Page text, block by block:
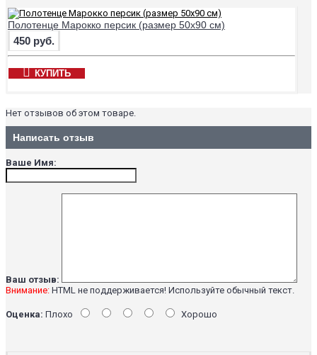
Полотенце Марокко персик (размер 50х90 см)
450 руб.
КУПИТЬ
Нет отзывов об этом товаре.
Написать отзыв
Ваше Имя:
Ваш отзыв:
Внимание: HTML не поддерживается! Используйте обычный текст.
Оценка: Плохо Хорошо